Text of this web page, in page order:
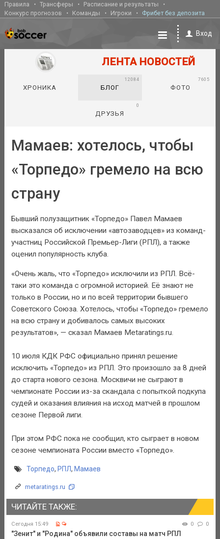
Правила Трансферы
Расписание и результаты
Конкурс прогнозов
Команды Игроки Фрибет без депозита
Вход
ЛЕНТА НОВОСТЕЙ
ХРОНИКА БЛОГ
12084
ФОТО
7605
ДРУЗЬЯ
0
Мамаев: хотелось, чтобы
«Торпедо» гремело на всю
страну
Бывший полузащитник «Торпедо» Павел Мамаев
высказался об исключении «автозаводцев» из команд-
участниц Российской Премьер-Лиги (РПЛ), а также
оценил популярность клуба.
«Очень жаль, что «Торпедо» исключили из РПЛ. Всё-
таки это команда с огромной историей. Её знают не
только в России, но и по всей территории бывшего
Советского Союза. Хотелось, чтобы «Торпедо» гремело
на всю страну и добивалось самых высоких
результатов», — сказал Мамаев Metaratings.ru.
10 июля КДК РФС официально принял решение
исключить «Торпедо» из РПЛ. Это произошло за 8 дней
до старта нового сезона. Москвичи не сыграют в
чемпионате России из-за скандала с попыткой подкупа
судей и оказания влияния на исход матчей в прошлом
сезоне Первой лиги.
При этом РФС пока не сообщил, кто сыграет в новом
сезоне чемпионата России вместо «Торпедо».
Торпедо, РПЛ, Мамаев
metaratings.ru
ЧИТАЙТЕ ТАКЖЕ:
Сегодня 15:49 0 0
"Зенит" и "Родина" объявили составы на матч РПЛ